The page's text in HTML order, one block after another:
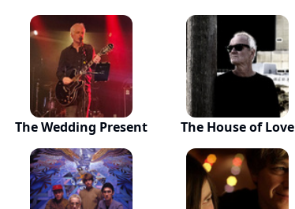
The Wedding Present The House of Love